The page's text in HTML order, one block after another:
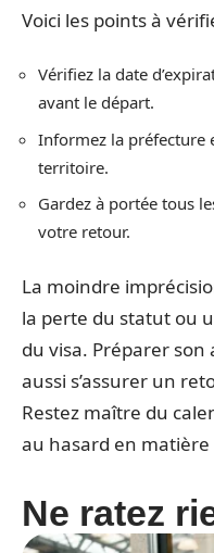
Voici les points à
Vérifiez la date
avant le départ.
Informez la préfecture
territoire.
Gardez à portée tous
votre retour.
La moindre
la perte du statut ou
du visa. Préparer son
aussi s’assurer un
Restez maître du
au hasard en matière
Ne ratez